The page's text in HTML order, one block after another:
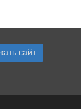
сайт